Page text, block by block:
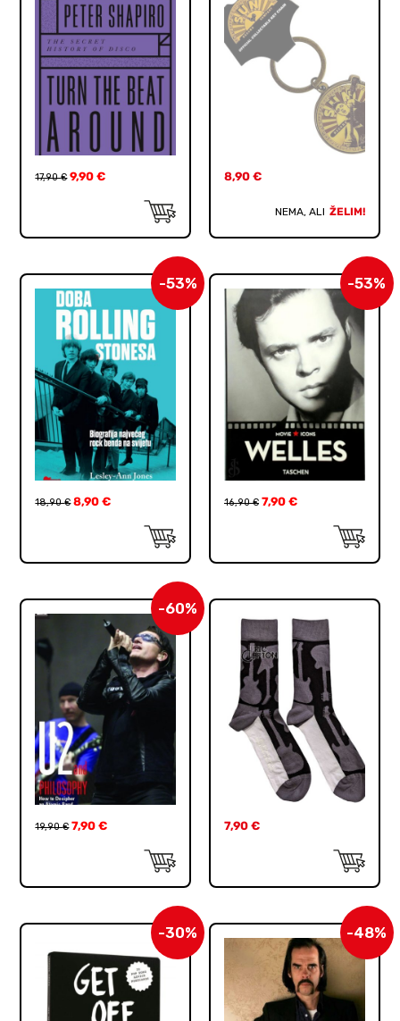
17,90€ 9,90€ 8,90 €
NEMA, ALI ŽELIM!
-53%
18,90€ 8,90€
-53%
16,90€ 7,90 €
-60%
19,90€ 7,90€ 7,90 €
-30% -48%